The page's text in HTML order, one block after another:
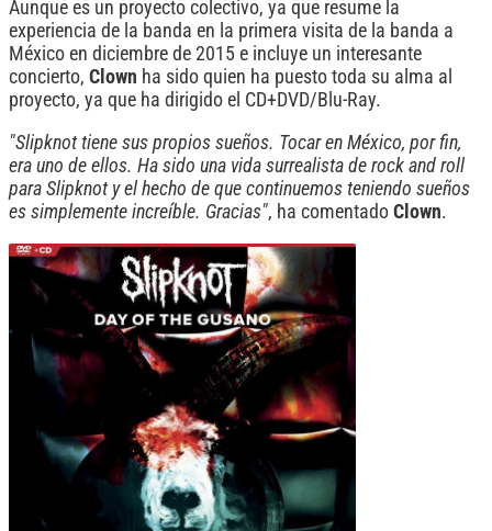
Aunque es un proyecto colectivo, ya que resume la
experiencia de la banda en la primera visita de la banda a
México en diciembre de 2015 e incluye un interesante
concierto, Clown ha sido quien ha puesto toda su alma al
proyecto, ya que ha dirigido el CD+DVD/Blu-Ray.
"Slipknot tiene sus propios sueños. Tocar en México, por fin,
era uno de ellos. Ha sido una vida surrealista de rock and roll
para Slipknot y el hecho de que continuemos teniendo sueños
es simplemente increíble. Gracias", ha comentado Clown.